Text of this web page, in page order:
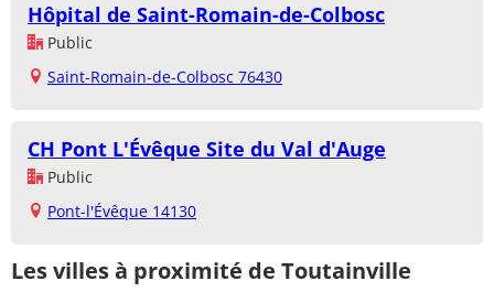
Hôpital de Saint-Romain-de-Colbosc
Public
Saint-Romain-de-Colbosc 76430
CH Pont L'Évêque Site du Val d'Auge
Public
Pont-l'Évêque 14130
Les villes à proximité de Toutainville